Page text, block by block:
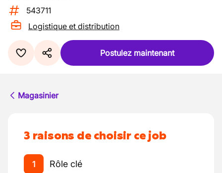
543711
Logistique et distribution
Postulez maintenant
Magasinier
3 raisons de choisir ce job
1 Rôle clé